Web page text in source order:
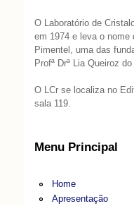
O Laboratório de
em 1974 e leva o nome
Pimentel, uma das
Profª Drª Lia Queiroz
O LCr se localiza no
sala 119.
Menu Principal
Home
Apresentação